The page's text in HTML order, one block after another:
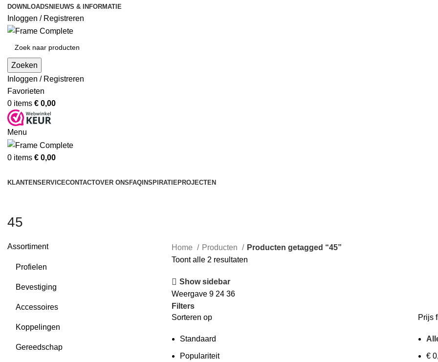
DOWNLOADS NIEUWS & INFORMATIE
Inloggen / Registreren
Zoeken
Inloggen / Registreren
Favorieten
0 items € 0,00
Menu
0 items € 0,00
KLANTENSERVICECONTACTOVER ONSFAQINSPIRATIEPROJECTEN
45
Assortiment
Profielen
Bevestiging
Accessoires
Koppelingen
Gereedschap
Home Producten
Producten getagged “45”
Toont alle 2 resultaten
Show sidebar
Weergave 9 24 36
Filters
Sorteren op
Standaard
Populariteit
Prijs
€